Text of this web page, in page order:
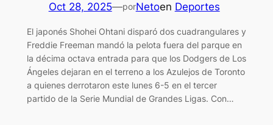
Oct 28, 2025—porNetoen Deportes
El japonés Shohei Ohtani disparó dos cuadrangulares y
Freddie Freeman mandó la pelota fuera del parque en
la décima octava entrada para que los Dodgers de Los
Ángeles dejaran en el terreno a los Azulejos de Toronto
a quienes derrotaron este lunes 6-5 en el tercer
partido de la Serie Mundial de Grandes Ligas. Con…